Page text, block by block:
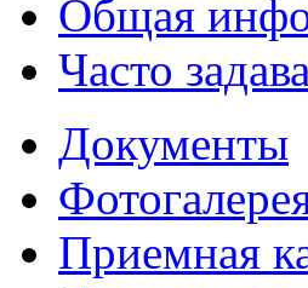
Общая
Часто
Документы
Приемная